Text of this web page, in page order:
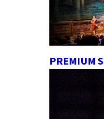
PREMIUM